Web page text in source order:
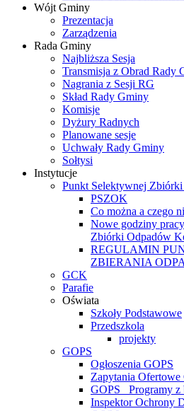
Wójt Gminy
Prezentacja
Zarządzenia
Rada Gminy
Najbliższa Sesja
Transmisja z Obrad Rady
Nagrania z Sesji RG
Skład Rady Gminy
Komisje
Dyżury Radnych
Planowane sesje
Uchwały Rady Gminy
Sołtysi
Instytucje
Punkt Selektywnej
PSZOK
Co można a czego
Nowe godziny
Zbiórki Odpadów
REGULAMIN
ZBIERANIA
GCK
Parafie
Oświata
Szkoły Podstawowe
Przedszkola
projekty
GOPS
Ogłoszenia GOPS
Zapytania Ofertowe
GOPS_ Programy z
Inspektor Ochrony